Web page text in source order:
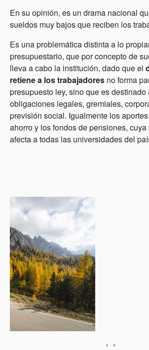
En su opinión, es un drama nacional
sueldos muy bajos que reciben los
Es una problemática distinta a lo
presupuestario, que por concepto de
lleva a cabo la institución, dado que el
retiene a los trabajadores no forma
presupuesto ley, sino que es destinado
obligaciones legales, gremiales,
previsión social. Igualmente los
ahorro y los fondos de pensiones,
afecta a todas las universidades del
‹ ›